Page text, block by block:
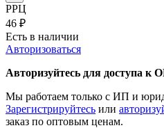
РРЦ
46 ₽
Есть в наличии
Авторизоваться
Авторизуйтесь для
Мы работаем только с ИП и
Зарегистрируйтесь или
заказ по оптовым ценам.